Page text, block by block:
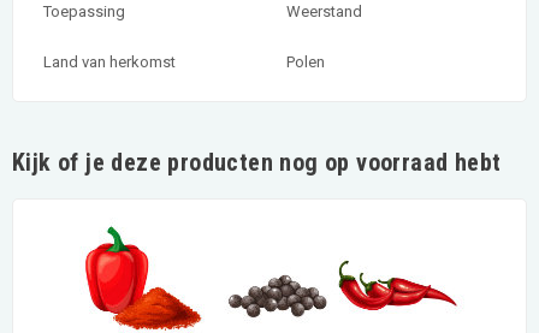
Toepassing Weerstand
Land van herkomst Polen
Kijk of je deze producten nog op voorraad hebt